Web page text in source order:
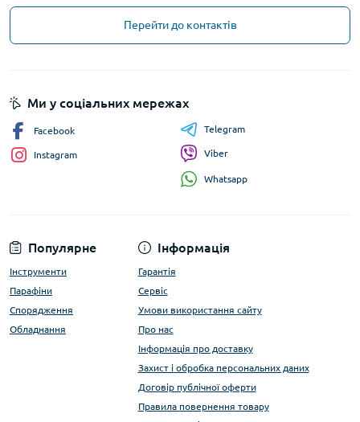
Перейти до контактів
Популярне
Інструменти
Парафіни
Спорядження
Обладнання
Інформація
Гарантія
Сервіс
Умови використання сайту
Про нас
Інформація про доставку
Захист і обробка персональних даних
Договір публічної оферти
Правила повернення товару
Ми у соціальних мережах
Facebook
Instagram
Telegram
Viber
Whatsapp